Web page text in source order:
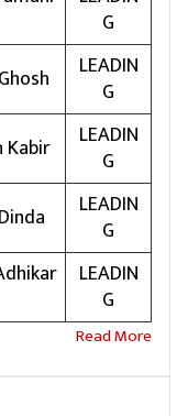
G
LEADIN
G
Kabir
LEADIN
G
LEADIN
G
LEADIN
G